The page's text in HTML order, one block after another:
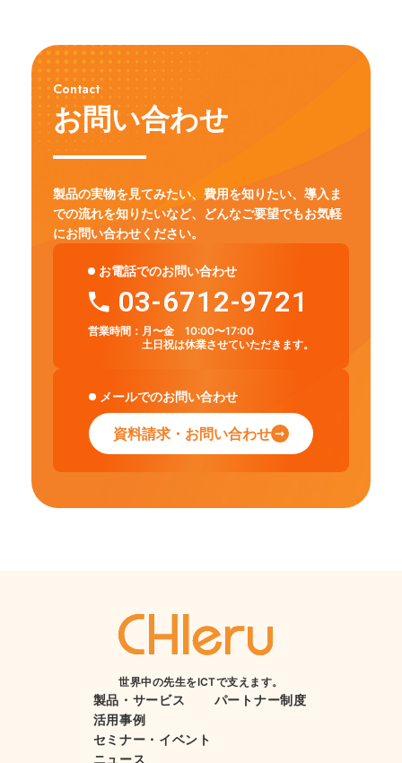
Contact
お問い合わせ
製品の実物を見てみたい、費用を知りたい、導入ま
での流れを知りたいなど、
どんなご要望でもお気軽
にお問い合わせください。
お電話でのお問い合わせ
03-6712-9721
営業時間： 月〜金 10:00〜17:00
土日祝は休業させていただきます。
メールでのお問い合わせ
資料請求・お問い合わせ
世界中の先生をICTで支えます。
製品・サービス
活用事例
セミナー・イベント
ニュース
パートナー制度